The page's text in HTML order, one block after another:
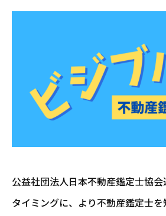
公益社団法人日本不動産鑑定士協
タイミングに、より不動産鑑定士